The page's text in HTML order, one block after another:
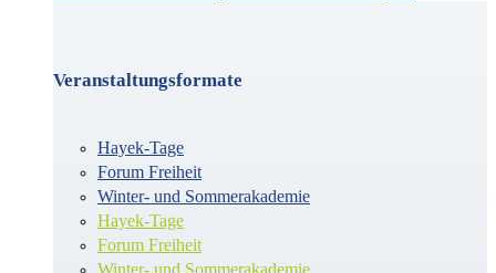
Veranstaltungsformate
Hayek-Tage
Forum Freiheit
Winter- und Sommerakademie
Hayek-Tage
Forum Freiheit
Winter- und Sommerakademie